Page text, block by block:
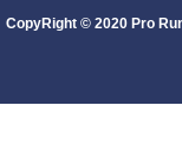
CopyRight © 2020 Pro